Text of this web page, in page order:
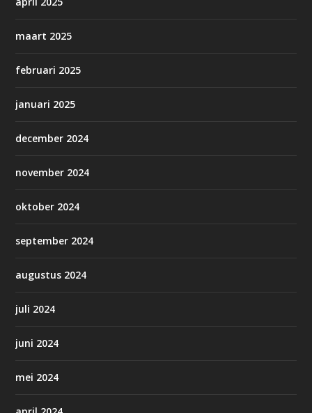
maart 2025
februari 2025
januari 2025
december 2024
november 2024
oktober 2024
september 2024
augustus 2024
juli 2024
juni 2024
mei 2024